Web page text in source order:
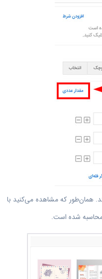
همان‌طور که مشاهده می‌کنید با
محاسبه شده است.